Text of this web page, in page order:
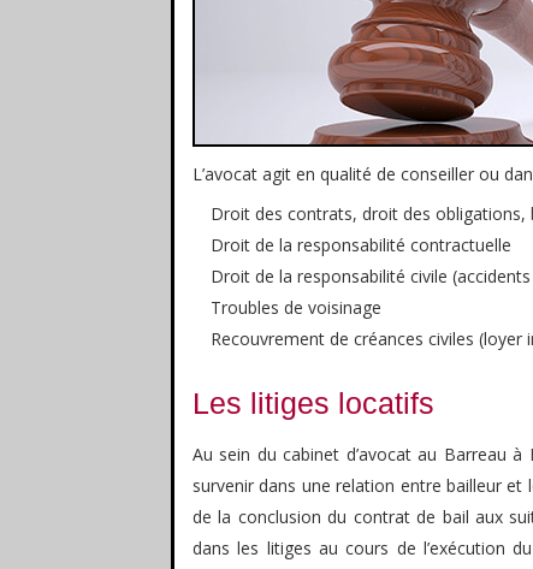
L’avocat agit en qualité de conseiller ou
Droit des contrats, droit des obligations,
Droit de la responsabilité contractuelle
Droit de la responsabilité civile
Troubles de voisinage
Recouvrement de créances civiles
Les litiges locatifs
Au sein du cabinet d’avocat au Barreau
survenir dans une relation entre bailleur et
de la conclusion du contrat de bail aux
dans les litiges au cours de l’exécution